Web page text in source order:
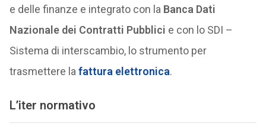
e delle finanze e integrato con la Banca Dati
Nazionale dei Contratti Pubblici e con lo SDI –
Sistema di interscambio, lo strumento per
trasmettere la fattura elettronica.
L’iter normativo